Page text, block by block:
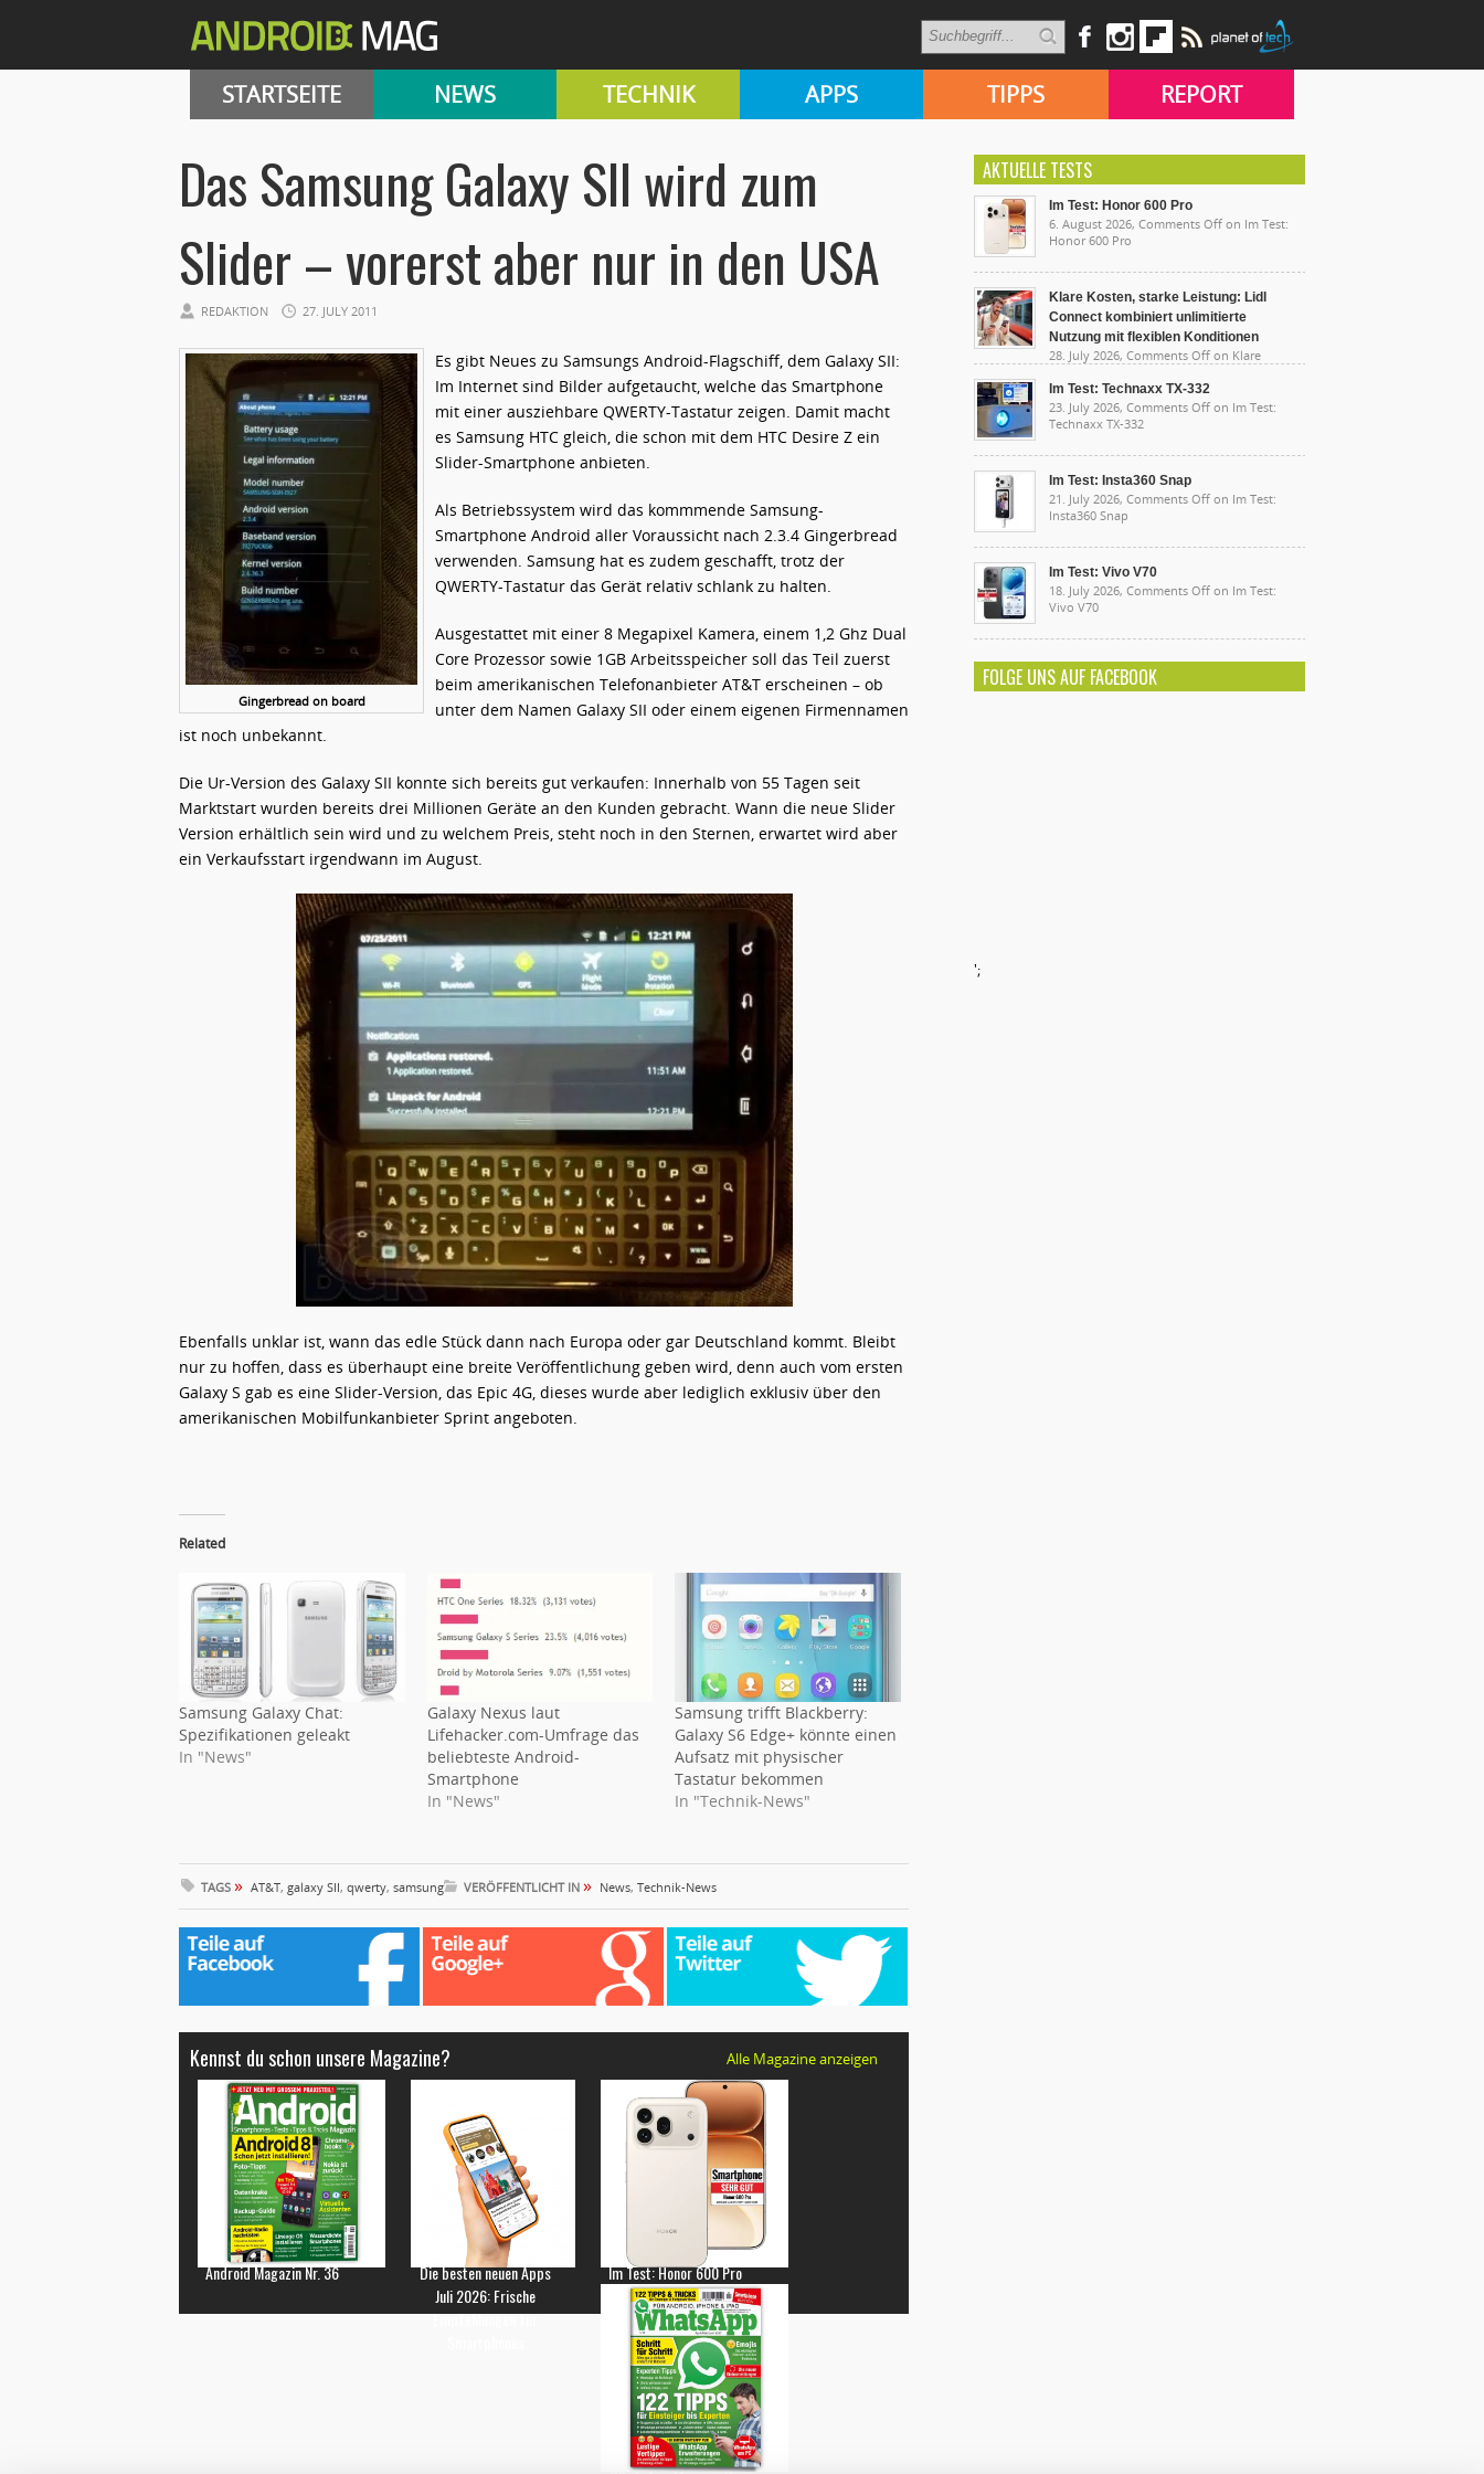
STARTSEITE NEWS TECHNIK APPS TIPPS REPORT
Das Samsung Galaxy SII wird zum
Slider – vorerst aber nur in den USA
REDAKTION 27. JULY 2011
Gingerbread on board
Es gibt Neues zu Samsungs Android-Flagschiff, dem Galaxy SII:
Im Internet sind Bilder aufgetaucht, welche das Smartphone
mit einer ausziehbare QWERTY-Tastatur zeigen. Damit macht
es Samsung HTC gleich, die schon mit dem HTC Desire Z ein
Slider-Smartphone anbieten.
Als Betriebssystem wird das kommmende Samsung-
Smartphone Android aller Voraussicht nach 2.3.4 Gingerbread
verwenden. Samsung hat es zudem geschafft, trotz der
QWERTY-Tastatur das Gerät relativ schlank zu halten.
Ausgestattet mit einer 8 Megapixel Kamera, einem 1,2 Ghz Dual
Core Prozessor sowie 1GB Arbeitsspeicher soll das Teil zuerst
beim amerikanischen Telefonanbieter AT&T erscheinen – ob
unter dem Namen Galaxy SII oder einem eigenen Firmennamen
ist noch unbekannt.
Die Ur-Version des Galaxy SII konnte sich bereits gut verkaufen: Innerhalb von 55 Tagen seit
Marktstart wurden bereits drei Millionen Geräte an den Kunden gebracht. Wann die neue Slider
Version erhältlich sein wird und zu welchem Preis, steht noch in den Sternen, erwartet wird aber
ein Verkaufsstart irgendwann im August.
Ebenfalls unklar ist, wann das edle Stück dann nach Europa oder gar Deutschland kommt. Bleibt
nur zu hoffen, dass es überhaupt eine breite Veröffentlichung geben wird, denn auch vom ersten
Galaxy S gab es eine Slider-Version, das Epic 4G, dieses wurde aber lediglich exklusiv über den
amerikanischen Mobilfunkanbieter Sprint angeboten.
Related
Samsung Galaxy Chat:
Spezifikationen geleakt
In "News"
Galaxy Nexus laut
Lifehacker.com-Umfrage das
beliebteste Android-
Smartphone
In "News"
Samsung trifft Blackberry:
Galaxy S6 Edge+ könnte einen
Aufsatz mit physischer
Tastatur bekommen
In "Technik-News"
TAGS » AT&T, galaxy SII, qwerty, samsung VERÖFFENTLICHT IN » News, Technik-News
Kennst du schon unsere Magazine? Alle Magazine anzeigen
Android Magazin Nr. 36
Die besten neuen Apps
Juli 2026: Frische
Empfehlungen für
Im Test: Honor 600 Pro
AKTUELLE TESTS
Im Test: Honor 600 Pro
6. August 2026, Comments Off on Im Test:
Honor 600 Pro
Klare Kosten, starke Leistung: Lidl
Connect kombiniert unlimitierte
Nutzung mit flexiblen Konditionen
28. July 2026, Comments Off on Klare
unlimitierte Nutzung mit flexiblen Konditionen
Im Test: Technaxx TX-332
23. July 2026, Comments Off on Im Test:
Technaxx TX-332
Im Test: Insta360 Snap
21. July 2026, Comments Off on Im Test:
Insta360 Snap
Im Test: Vivo V70
18. July 2026, Comments Off on Im Test:
Vivo V70
FOLGE UNS AUF FACEBOOK
';